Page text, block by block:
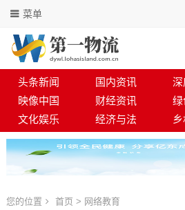
菜单
头条新闻 国内资讯 深
映像中国
财经资讯 绿
文化娱乐
经济与法
您的位置 首页 > 网络教育